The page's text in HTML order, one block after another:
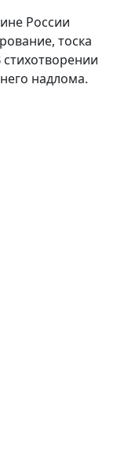
России
тоска
надлома.